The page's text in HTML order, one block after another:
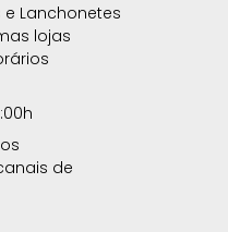
Lanchonetes
lojas
de